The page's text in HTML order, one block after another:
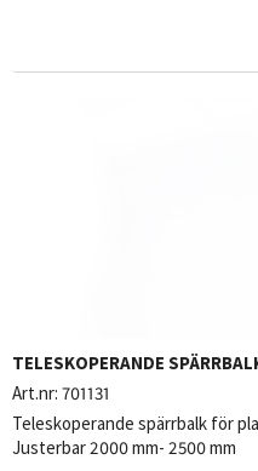
TELESKOPERANDE
Art.nr: 701131
Teleskoperande spärrbalk för
Justerbar 2000 mm- 2500 mm